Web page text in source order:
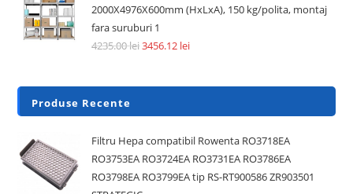
2000X4976X600mm (HxLxA), 150 kg/polita, montaj
fara suruburi 1
4235.00lei3456.12 lei
Produse Recente
Filtru Hepa compatibil Rowenta RO3718EA
RO3753EA RO3724EA RO3731EA RO3786EA
RO3798EA RO3799EA tip RS-RT900586 ZR903501